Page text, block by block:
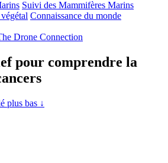
Suivi des Mammifères Marins
Connaissance du monde
Drone Connection
pour comprendre la
plus bas ↓